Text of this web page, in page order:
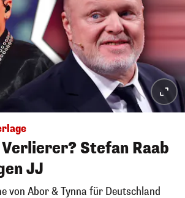
Stefan Raab
JJ
von Abor & Tynna für Deutschland